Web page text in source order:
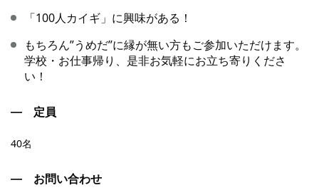
「100人カイギ」に興味がある！
もちろん”うめだ”に縁が無い方もご参加いただけます。
学校・お仕事帰り、是非お気軽にお立ち寄りくださ
い！
定員
40名
お問い合わせ